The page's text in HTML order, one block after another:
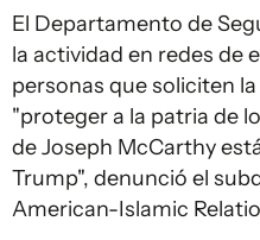
El Departamento de
la actividad en redes de
personas que soliciten
"proteger a la patria de
de Joseph McCarthy
Trump", denunció el
American-Islamic